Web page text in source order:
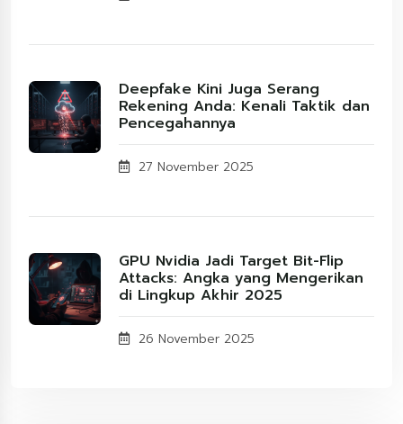
Deepfake Kini Juga Serang
Rekening Anda: Kenali Taktik dan
Pencegahannya
27 November 2025
GPU Nvidia Jadi Target Bit-Flip
Attacks: Angka yang Mengerikan
di Lingkup Akhir 2025
26 November 2025